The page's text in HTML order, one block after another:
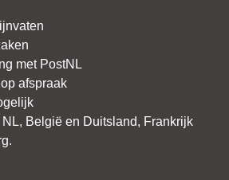
met PostNL
afspraak
België en Duitsland, Frankrijk